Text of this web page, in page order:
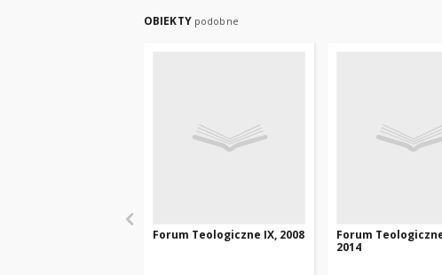
OBIEKTY podobne
Forum Teologiczne IX, 2008
Forum
2014